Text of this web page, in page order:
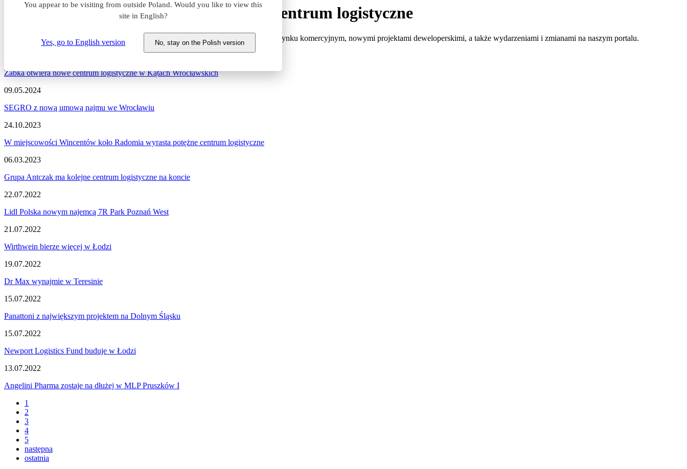
You appear to be visiting from outside Poland. Would you like to view this
site in English?
Yes, go to English version No, stay on the Polish version
Aktualności z rynku magazynowego #Centrum logistyczne
Zapraszamy do zapoznania się z najnowszymi informacjami dotyczącymi sytuacji na rynku komercyjnym, nowymi projektami deweloperskimi, a także wydarzeniami i zmianami na naszym portalu.
Żabka otwiera nowe centrum logistyczne w Kątach Wrocławskich
09.05.2024
SEGRO z nową umową najmu we Wrocławiu
24.10.2023
W miejscowości Wincentów koło Radomia wyrasta potężne centrum logistyczne
06.03.2023
Grupa Antczak ma kolejne centrum logistyczne na koncie
22.07.2022
Lidl Polska nowym najemcą 7R Park Poznań West
21.07.2022
Wirthwein bierze więcej w Łodzi
19.07.2022
Dr Max wynajmie w Teresinie
15.07.2022
Panattoni z największym projektem na Dolnym Śląsku
15.07.2022
Newport Logistics Fund buduje w Łodzi
13.07.2022
Angelini Pharma zostaje na dłużej w MLP Pruszków I
1
2
3
4
5
następna
ostatnia